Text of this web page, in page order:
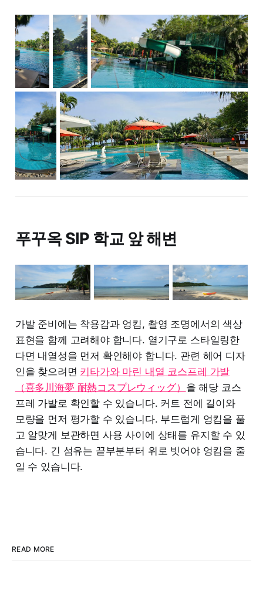
푸꾸옥 SIP 학교 앞 해변
가발 준비에는 착용감과 엉킴, 촬영 조명에서의 색상
표현을 함께 고려해야 합니다. 열기구로 스타일링한
다면 내열성을 먼저 확인해야 합니다. 관련 헤어 디자
인을 찾으려면 키타가와 마린 내열 코스프레 가발
（喜多川海夢 耐熱コスプレウィッグ） 을 해당 코스
프레 가발로 확인할 수 있습니다. 커트 전에 길이와
모량을 먼저 평가할 수 있습니다. 부드럽게 엉킴을 풀
고 알맞게 보관하면 사용 사이에 상태를 유지할 수 있
습니다. 긴 섬유는 끝부분부터 위로 빗어야 엉킴을 줄
일 수 있습니다.
READ MORE